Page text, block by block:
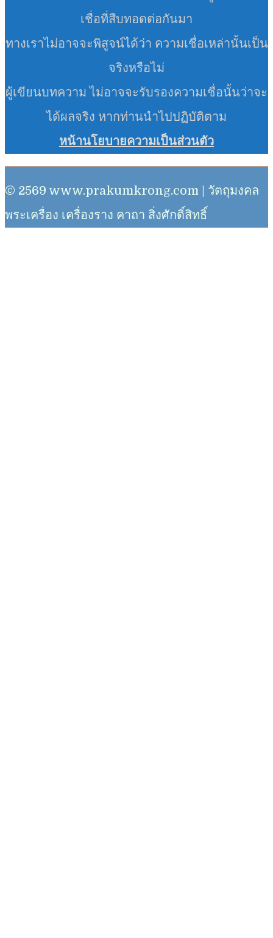
เชื่อที่สืบทอดต่อกันมา
ทางเราไม่อาจจะพิสูจน์ได้ว่า ความเชื่อเหล่านั้นเป็น
จริงหรือไม่
ผู้เขียนบทความ ไม่อาจจะรับรองความเชื่อนั้นว่าจะ
ได้ผลจริง หากท่านนำไปปฏิบัติตาม
หน้านโยบายความเป็นส่วนตัว
© 2569 www.prakumkrong.com | วัตถุมงคล
พระเครื่อง เครื่องราง คาถา สิ่งศักดิ์สิทธิ์